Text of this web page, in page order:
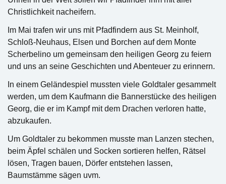
Christlichkeit nacheifern.
Im Mai trafen wir uns mit Pfadfindern aus St. Meinholf,
Schloß-Neuhaus, Elsen und Borchen auf dem Monte
Scherbelino um gemeinsam den heiligen Georg zu feiern
und uns an seine Geschichten und Abenteuer zu erinnern.
In einem Geländespiel mussten viele Goldtaler gesammelt
werden, um dem Kaufmann die Bannerstücke des heiligen
Georg, die er im Kampf mit dem Drachen verloren hatte,
abzukaufen.
Um Goldtaler zu bekommen musste man Lanzen stechen,
beim Äpfel schälen und Socken sortieren helfen, Rätsel
lösen, Tragen bauen, Dörfer entstehen lassen,
Baumstämme sägen uvm.